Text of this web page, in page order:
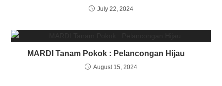
July 22, 2024
MARDI Tanam Pokok : Pelancongan Hijau
August 15, 2024